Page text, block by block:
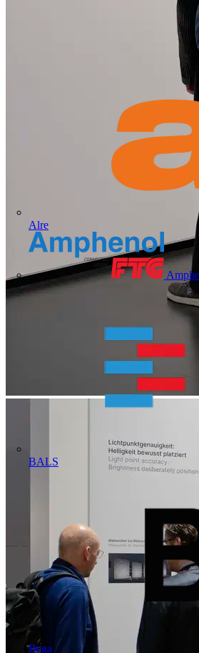
Alre
BALS
Bega